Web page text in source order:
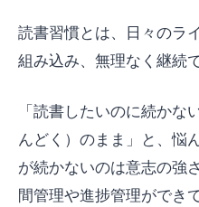
読書習慣とは、日々のラ
組み込み、無理なく継続
「読書したいのに続か
んどく）のまま」と、悩
が続かないのは意志の強
間管理や進捗管理ができ